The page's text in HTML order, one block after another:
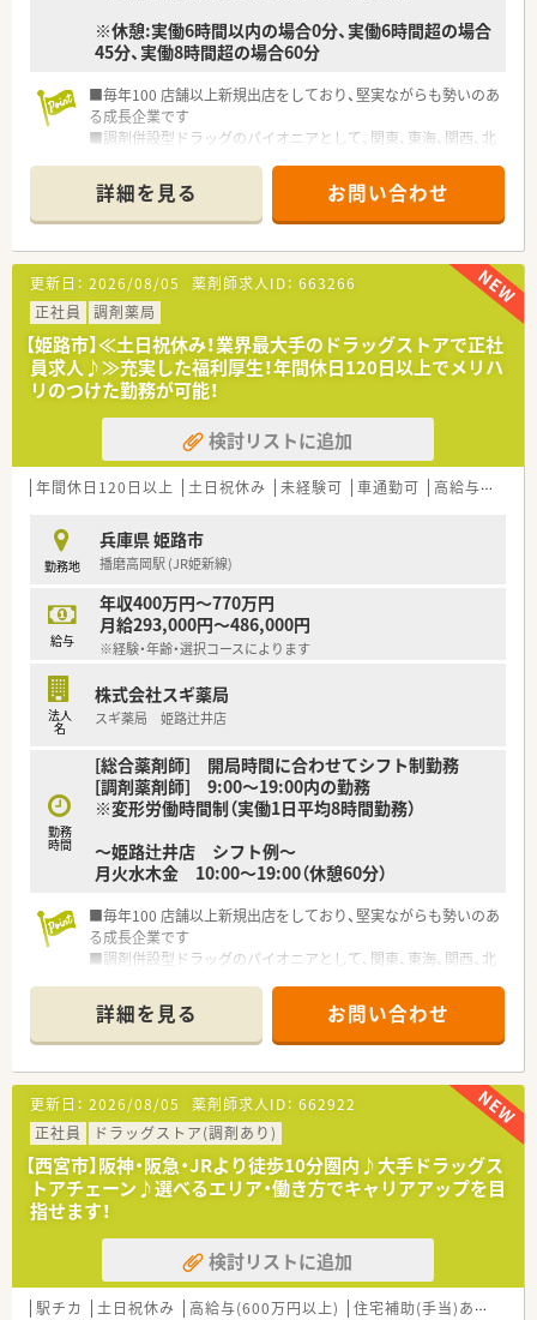
※休憩:実働6時間以内の場合0分、実働6時間超の場合
45分、実働8時間超の場合60分
■毎年100 店舗以上新規出店をしており、堅実ながらも勢いのあ
る成長企業です
■調剤併設型ドラッグのパイオニアとして、関東、東海、関西、北
■研修制度は様々なプランがあり、集合研修だけでなく任意で受
講可能な研修も幅広く用意されています
■店舗で活躍する従業員、社外で活躍する従業員、将来経営幹部
となる従業員など、薬剤師として様々な活躍ができるフィールド
を用意されています
■総合薬剤師・調剤薬剤師（土日休み・19時までの勤務）どちらか
の働き方を選択できます
■調剤併設型だけでなく「医療モール・クリニック併設店舗」「敷
地内薬局」「訪問調剤特化型店舗」など様々な店舗を運営してい
ます
■在宅医療にも積極的取り組んでおり「訪問調剤特化型店舗」を
50店舗以上、無菌調剤室は業界最多の51店舗設置しています
■「プラチナくるみん認定企業」「健康経営優良法人2023（大規模
法人部門）認定」等を取得し一人ひとりが働きやすい環境が整備
されています
があるのも特徴です
詳細を見る お問い合わせ
更新日： 2026/08/05 薬剤師求人ID： 663266
正社員
調剤薬局
【姫路市】≪土日祝休み！業界最大手のドラッグストアで正社
員求人♪≫充実した福利厚生！年間休日120日以上でメリハ
リのつけた勤務が可能！
検討リストに追加
年間休日120日以上 土日祝休み 未経験可 車通勤可 高給与(600万円以上)
勤務地
兵庫県 姫路市
播磨高岡駅 (JR姫新線)
給与
年収400万円～770万円
月給293,000円～486,000円
※経験・年齢・選択コースによります
法人
名
株式会社スギ薬局
スギ薬局 姫路辻井店
勤務
時間
[総合薬剤師] 開局時間に合わせてシフト制勤務
[調剤薬剤師] 9:00～19:00内の勤務
※変形労働時間制（実働1日平均8時間勤務）
～姫路辻井店 シフト例～
月火水木金 10:00〜19:00（休憩60分）
■毎年100 店舗以上新規出店をしており、堅実ながらも勢いのあ
る成長企業です
■調剤併設型ドラッグのパイオニアとして、関東、東海、関西、北
■研修制度は様々なプランがあり、集合研修だけでなく任意で受
講可能な研修も幅広く用意されています
■店舗で活躍する従業員、社外で活躍する従業員、将来経営幹部
となる従業員など、薬剤師として様々な活躍ができるフィールド
を用意されています
■総合薬剤師・調剤薬剤師（土日休み・19時までの勤務）どちらか
の働き方を選択できます
■調剤併設型だけでなく「医療モール・クリニック併設店舗」「敷
地内薬局」「訪問調剤特化型店舗」など様々な店舗を運営してい
ます
■在宅医療にも積極的取り組んでおり「訪問調剤特化型店舗」を
50店舗以上、無菌調剤室は業界最多の51店舗設置しています
■「プラチナくるみん認定企業」「健康経営優良法人2023（大規模
法人部門）認定」等を取得し一人ひとりが働きやすい環境が整備
されています
詳細を見る お問い合わせ
更新日： 2026/08/05 薬剤師求人ID： 662922
正社員
ドラッグストア(調剤あり)
【西宮市】阪神・阪急・JRより徒歩10分圏内♪大手ドラッグス
トアチェーン♪選べるエリア・働き方でキャリアアップを目
指せます！
検討リストに追加
駅チカ 土日祝休み 高給与(600万円以上) 住宅補助(手当)あり